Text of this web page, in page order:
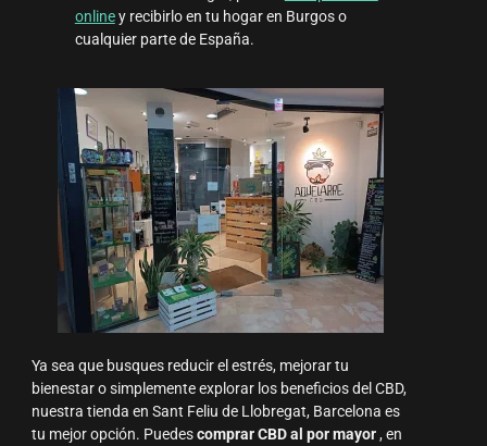
onliney recibirlo en tu hogar en Burgos o
cualquier parte de España.
Ya sea que busques reducir el estrés, mejorar tu
bienestar o simplemente explorar los beneficios del CBD,
nuestra tienda en Sant Feliu de Llobregat, Barcelona es
tu mejor opción. Puedescomprar CBD al por mayor, en